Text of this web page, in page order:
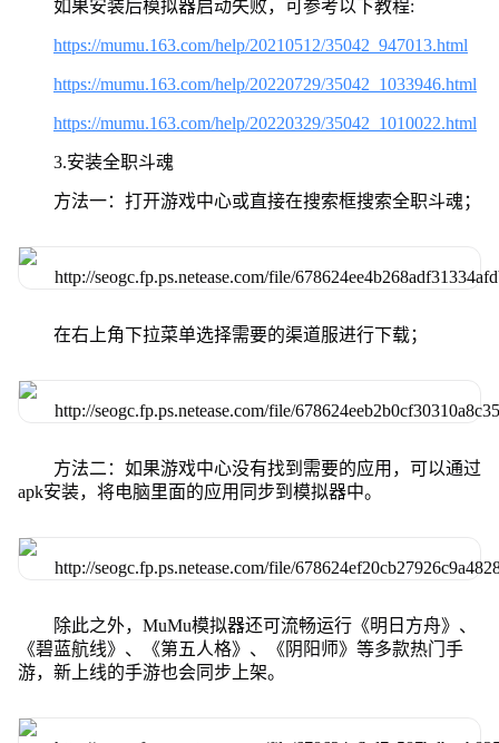
如果安装后模拟器启动失败，可参考以下教程:
https://mumu.163.com/help/20210512/35042_947013.html
https://mumu.163.com/help/20220729/35042_1033946.html
https://mumu.163.com/help/20220329/35042_1010022.html
3.安装全职斗魂
方法一：打开游戏中心或直接在搜索框搜索全职斗魂；
在右上角下拉菜单选择需要的渠道服进行下载；
方法二：如果游戏中心没有找到需要的应用，可以通过
apk安装，将电脑里面的应用同步到模拟器中。
除此之外，MuMu模拟器还可流畅运行《明日方舟》、
《碧蓝航线》、《第五人格》、《阴阳师》等多款热门手
游，新上线的手游也会同步上架。